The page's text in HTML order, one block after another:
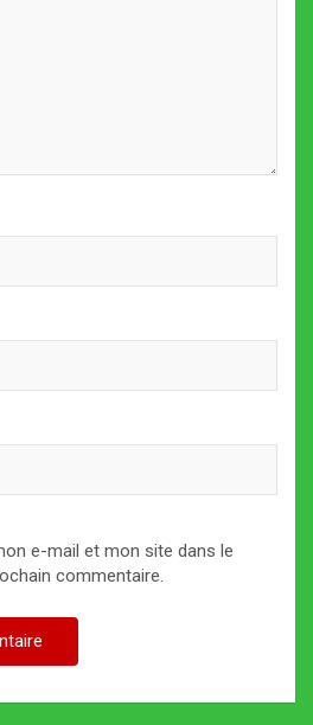
e-mail et mon site dans le
commentaire.